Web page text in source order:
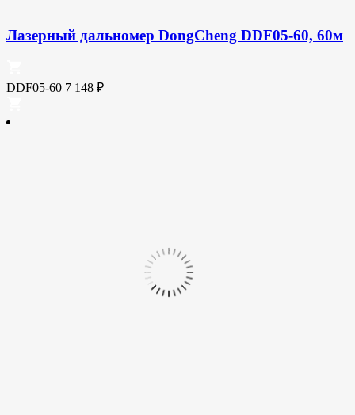
Лазерный дальномер DongCheng DDF05-60, 60м
DDF05-60 7 148 ₽